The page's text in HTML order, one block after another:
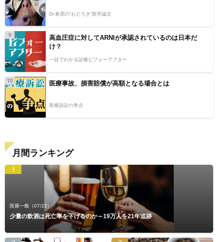
Dr.倉原の“おどろき”医学論文
9
高血圧症に対してARNIが承認されているのは日本だ
け？
一目でわかる診療ビフォーアフター
10 医療事故、損害賠償が高額となる場合とは
医療訴訟の争点
月間ランキング
1
医療一般 （07/22）
少量の飲酒は死亡率を下げるのか～19万人を21年追跡